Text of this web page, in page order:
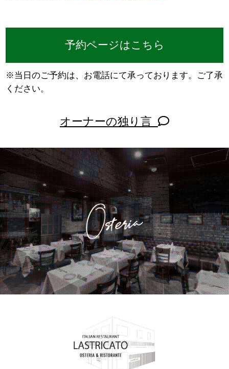
予約ページはこちら
※当日のご予約は、お電話にて承っております。ご了承
ください。
オーナーの独り言